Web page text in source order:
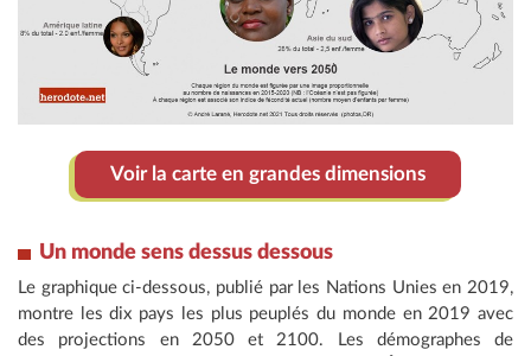
Voir la carte en grandes dimensions
Un monde sens dessus dessous
Le graphique ci-dessous, publié par les Nations Unies en 2019,
montre les dix pays les plus peuplés du monde en 2019 avec
des projections en 2050 et 2100. Les démographes de